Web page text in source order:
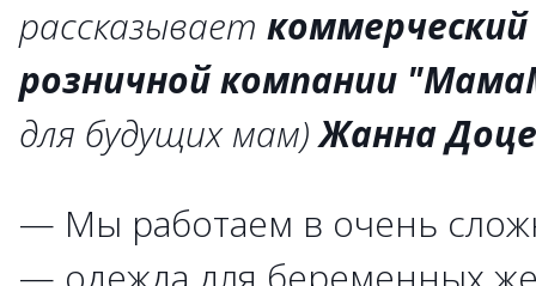
рассказывает
розничной компании
для будущих мам)Жанна
— Мы работаем в очень